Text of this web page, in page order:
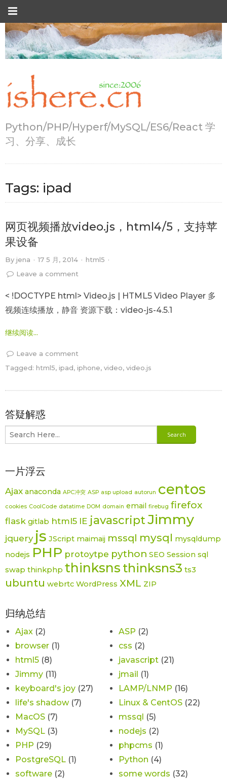
Python/PHP/Hyperf/MySQL/ES6/React 学
习、分享、成长
Tags: ipad
网页视频播放video.js，html4/5，支持苹
果设备
By jena · 17 5 月, 2014 · html5 ·
Leave a comment
< !DOCTYPE html> Video.js | HTML5 Video Player 多
视频连续播放，静音 资源下载：video-js-4.5.1
继续阅读...
Leave a comment
Tagged: html5, ipad, iphone, video, video.js
答疑解惑
一片浮云
Ajax anaconda APC冲突 ASP asp upload autorun centos
cookies CoolCode datatime DOM domain email firebug firefox
flask gitlab html5 IE javascriptJimmy
jquery js JScript maimaij mssql mysql mysqldump
nodejs PHP protoytpe python SEO Session sql
swap thinkphp thinksns thinksns3 ts3
ubuntu webrtc WordPress XML ZIP
归纳总结
Ajax (2) ASP (2)
browser (1) css (2)
html5 (8) javascript (21)
Jimmy (11) jmail (1)
keyboard's joy (27) LAMP/LNMP (16)
life's shadow(7) Linux & CentOS (22)
MacOS (7) mssql (5)
MySQL (3) nodejs (2)
PHP (29) phpcms (1)
PostgreSQL (1) Python (4)
software (2) some words (32)